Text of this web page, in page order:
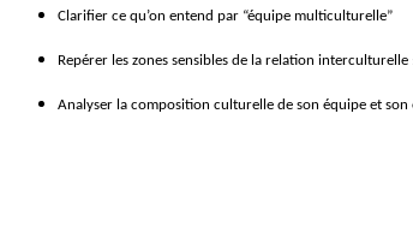
Clarifier ce qu’on entend par “équipe multiculturelle”
Repérer les zones sensibles de la relation
Analyser la composition culturelle de son équipe et